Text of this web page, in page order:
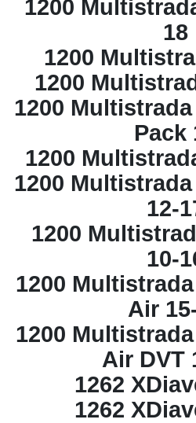
1200
18
1200
1200
1200
Pack
1200
1200
12-
1200
10-
1200
Air
1200
Air DVT
1262
1262